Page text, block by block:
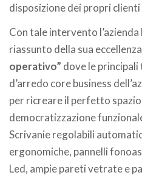
disposizione dei propri
Con tale intervento
riassunto della sua
operativo” dove le
d’arredo core business
per ricreare il perfetto
democratizzazione
Scrivanie regolabili
ergonomiche, pannelli
Led, ampie pareti vetrate e